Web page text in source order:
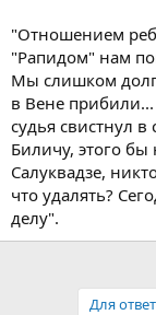
"Отношением
"Рапидом" нам
Мы слишком
в Вене
судья свистнул
Биличу, этого бы
Салуквадзе,
что удалять?
делу".
Для